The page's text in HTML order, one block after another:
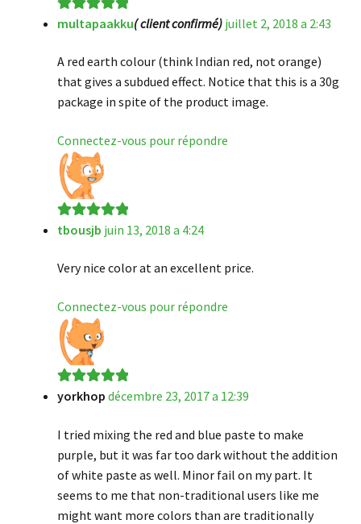
Note5sur 5
multapaakku( client confirmé) juillet 2, 2018 a 2:43
A red earth colour (think Indian red, not orange)
that gives a subdued effect. Notice that this is a 30g
package in spite of the product image.
Connectez-vous pour répondre
Note5sur 5
tbousjb juin 13, 2018 a 4:24
Very nice color at an excellent price.
Connectez-vous pour répondre
Note5sur 5
yorkhop décembre 23, 2017 a 12:39
I tried mixing the red and blue paste to make
purple, but it was far too dark without the addition
of white paste as well. Minor fail on my part. It
seems to me that non-traditional users like me
might want more colors than are traditionally